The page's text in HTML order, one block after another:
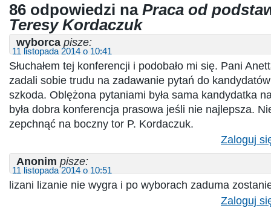
86 odpowiedzi na Praca od
Teresy Kordaczuk
wyborca pisze:
11 listopada 2014 o 10:41
Słuchałem tej konferencji i podobało mi się. Pani
zadali sobie trudu na zadawanie pytań do
szkoda. Oblężona pytaniami była sama kandydatka
była dobra konferencja prasowa jeśli nie najlepsza.
zepchnąć na boczny tor P. Kordaczuk.
Zaloguj
Anonim pisze:
11 listopada 2014 o 10:51
lizani lizanie nie wygra i po wyborach zaduma
Zaloguj